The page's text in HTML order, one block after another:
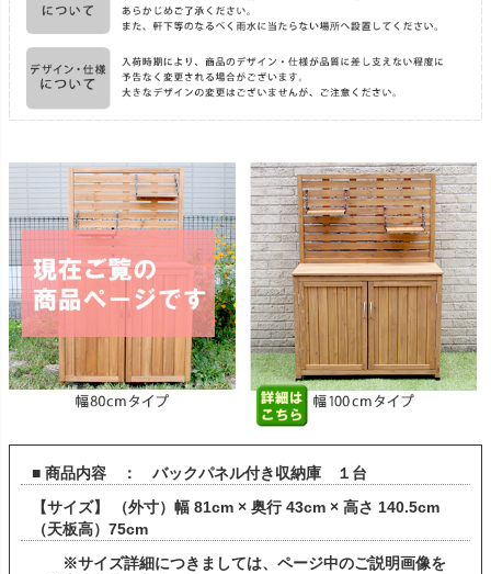
■ 商品内容 ： バックパネル付き収納庫 １台
【サイズ】 （外寸）幅 81cm × 奥行 43cm × 高さ 140.5cm
（天板高）75cm
※サイズ詳細につきましては、ページ中のご説明画像を